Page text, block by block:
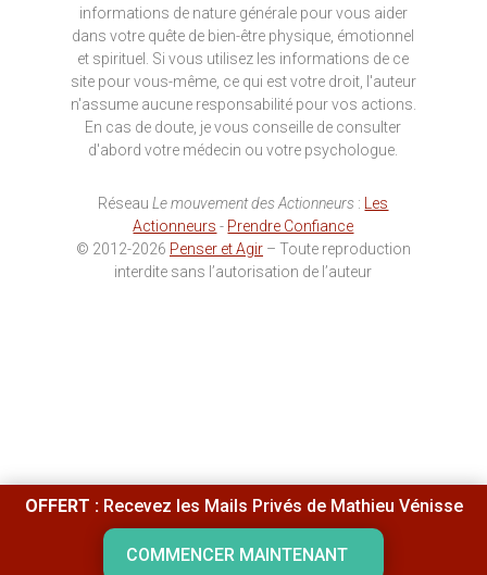
informations de nature générale pour vous aider
dans votre quête de bien-être physique, émotionnel
et spirituel. Si vous utilisez les informations de ce
site pour vous-même, ce qui est votre droit, l'auteur
n'assume aucune responsabilité pour vos actions.
En cas de doute, je vous conseille de consulter
d'abord votre médecin ou votre psychologue.
RéseauLe mouvement des Actionneurs :
Les
Actionneurs - Prendre Confiance
© 2012-2026 Penser et Agir– Toute reproduction
interdite sans l’autorisation de l’auteur
OFFERT :Recevez les Mails Privés de Mathieu Vénisse
COMMENCER MAINTENANT